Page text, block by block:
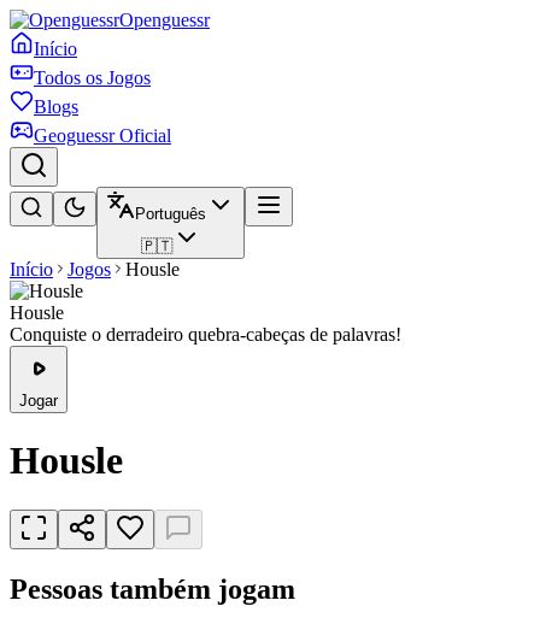
Openguessr
Início
Todos os Jogos
Blogs
Geoguessr Oficial
Português
🇵🇹
Início Jogos Housle
Housle
Conquiste o derradeiro quebra-cabeças de palavras!
Jogar
Housle
Pessoas também jogam